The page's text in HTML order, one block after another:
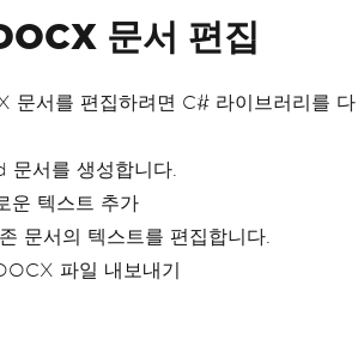
문서 편집
문서를 편집하려면 C# 라이브러리를 다
문서를 생성합니다.
운 텍스트 추가
문서의 텍스트를 편집합니다.
파일 내보내기